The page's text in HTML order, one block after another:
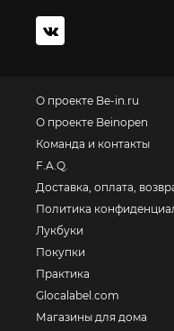
О проекте Be-in.ru
О проекте Beinopen
Команда и контакты
F.A.Q.
Доставка, оплата,
Политика
Лукбуки
Покупки
Практика
Glocalabel.com
Магазины для дома